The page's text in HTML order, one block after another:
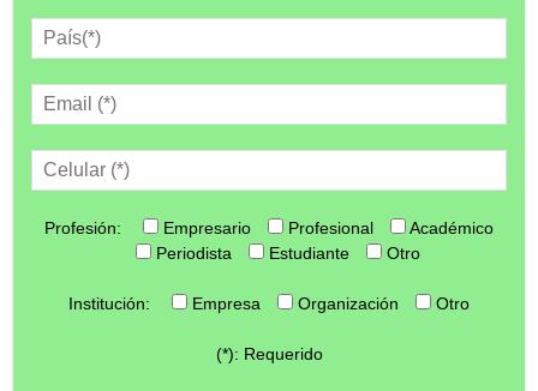
Profesión: Empresario Profesional
Académico
Periodista
Estudiante Otro
Institución: Empresa Organización Otro
(*): Requerido